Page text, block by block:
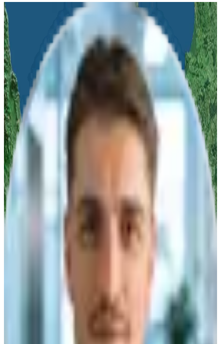
Angebots- und Beratungsanfrage
Nennen Sie uns Ihr Anliegen und wir melden uns innerhalb von24
Stunden
mit unserer Empfehlung oder einem Angebot zurück!
Vor-Ort Terminoder
Online Demo
Anwendungsorientierte
Systemauswahl
Ihr
persönlicher Ansprechpartnerbei algona
Woran sind Sie interessiert?
Produktberatung
Produktvorführung
Infomaterial
Angebot
Titel
Vorname
Nachname